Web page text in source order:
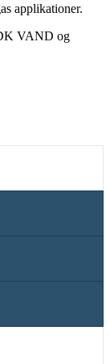
applikationer.
VAND og